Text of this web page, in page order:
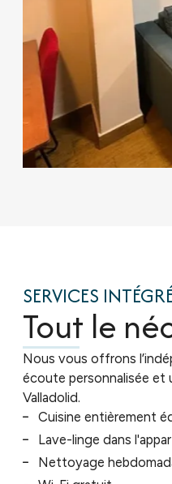
SERVICES
Tout le
Nous vous offrons
écoute personnalisée et
Valladolid.
Cuisine entièrement
Lave-linge dans
Nettoyage